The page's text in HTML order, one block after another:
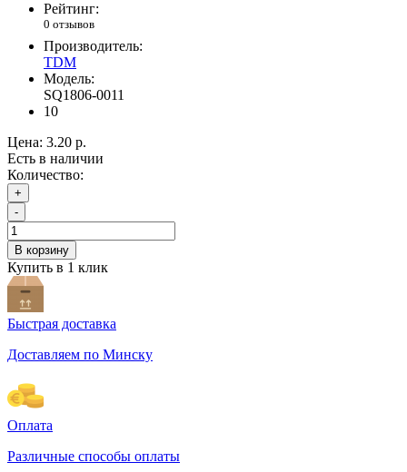
Рейтинг:
0 отзывов
Производитель:
TDM
Модель:
SQ1806-0011
10
Цена: 3.20 р.
Есть в наличии
Количество:
+
-
В корзину
Купить в 1 клик
Быстрая доставка
Доставляем по Минску
Оплата
Различные способы оплаты